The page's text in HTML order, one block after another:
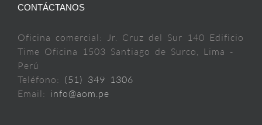
CONTÁCTANOS
Oficina comercial: Jr. Cruz del Sur 140 Edificio
Time Oficina 1503 Santiago de Surco, Lima -
Perú
Teléfono: (51) 349 1306
Email: info@aom.pe